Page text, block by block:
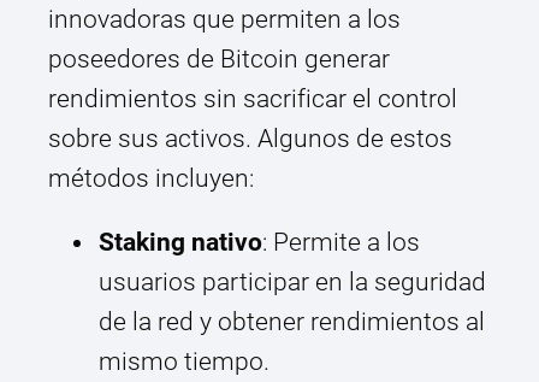
innovadoras que permiten a los
poseedores de Bitcoin generar
rendimientos sin sacrificar el control
sobre sus activos. Algunos de estos
métodos incluyen:
Staking nativo: Permite a los
usuarios participar en la seguridad
de la red y obtener rendimientos al
mismo tiempo.